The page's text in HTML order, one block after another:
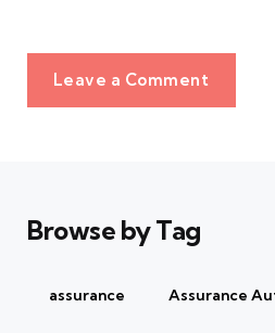
Leave a Comment
Browse by Tag
assurance Assurance